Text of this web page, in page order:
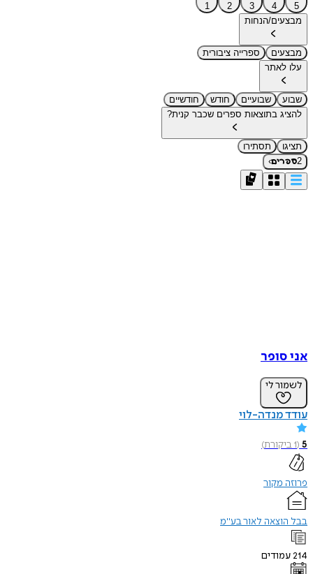
5
4
3
2
1
מבצעים/הנחות
מבצעים
ספרייה ציבורית
עלו לאתר
שבוע שבועיים חודש
חודשיים
להציג בתוצאות ספרים שכבר קנית?
תציגו
תסתירו
2ספרים›
אני סופר
לשמור לי
עודד מנדה-לוי
5
(
1ביקורת)
פרוזה מקור
בבל הוצאה לאור בע"מ
214עמודים